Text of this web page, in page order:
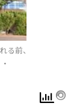
る前、